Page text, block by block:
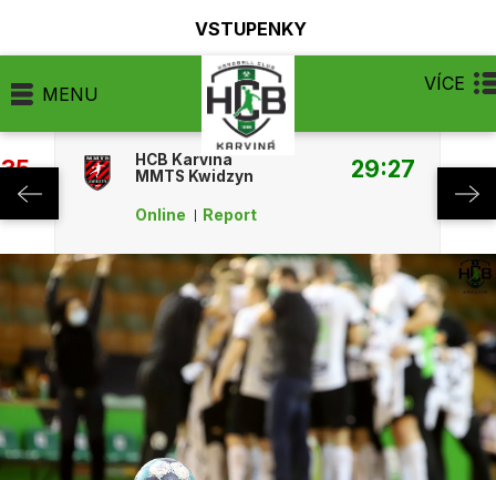
VSTUPENKY
MENU VÍCE
HCB Karviná
MMTS Kwidzyn
29:27
Online Report